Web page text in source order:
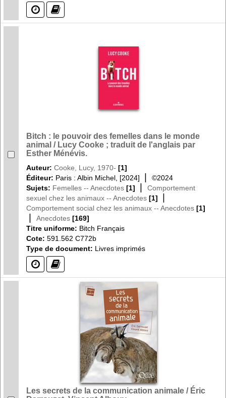
(?) (?)
Bitch : le pouvoir des femelles dans le monde
animal / Lucy Cooke ; traduit de l'anglais par
Esther Ménévis.
Auteur: Cooke, Lucy, 1970- [1]
Éditeur: Paris : Albin Michel, [2024]
©2024
Sujets: Femelles -- Anecdotes [1]
Comportement
sexuel chez les animaux -- Anecdotes [1]
Comportement social chez les animaux -- Anecdotes [1]
Anecdotes [169]
Titre uniforme: Bitch Français
Cote: 591.562 C772b
Type de document: Livres imprimés
(?) (?)
Les secrets de la communication animale / Éric